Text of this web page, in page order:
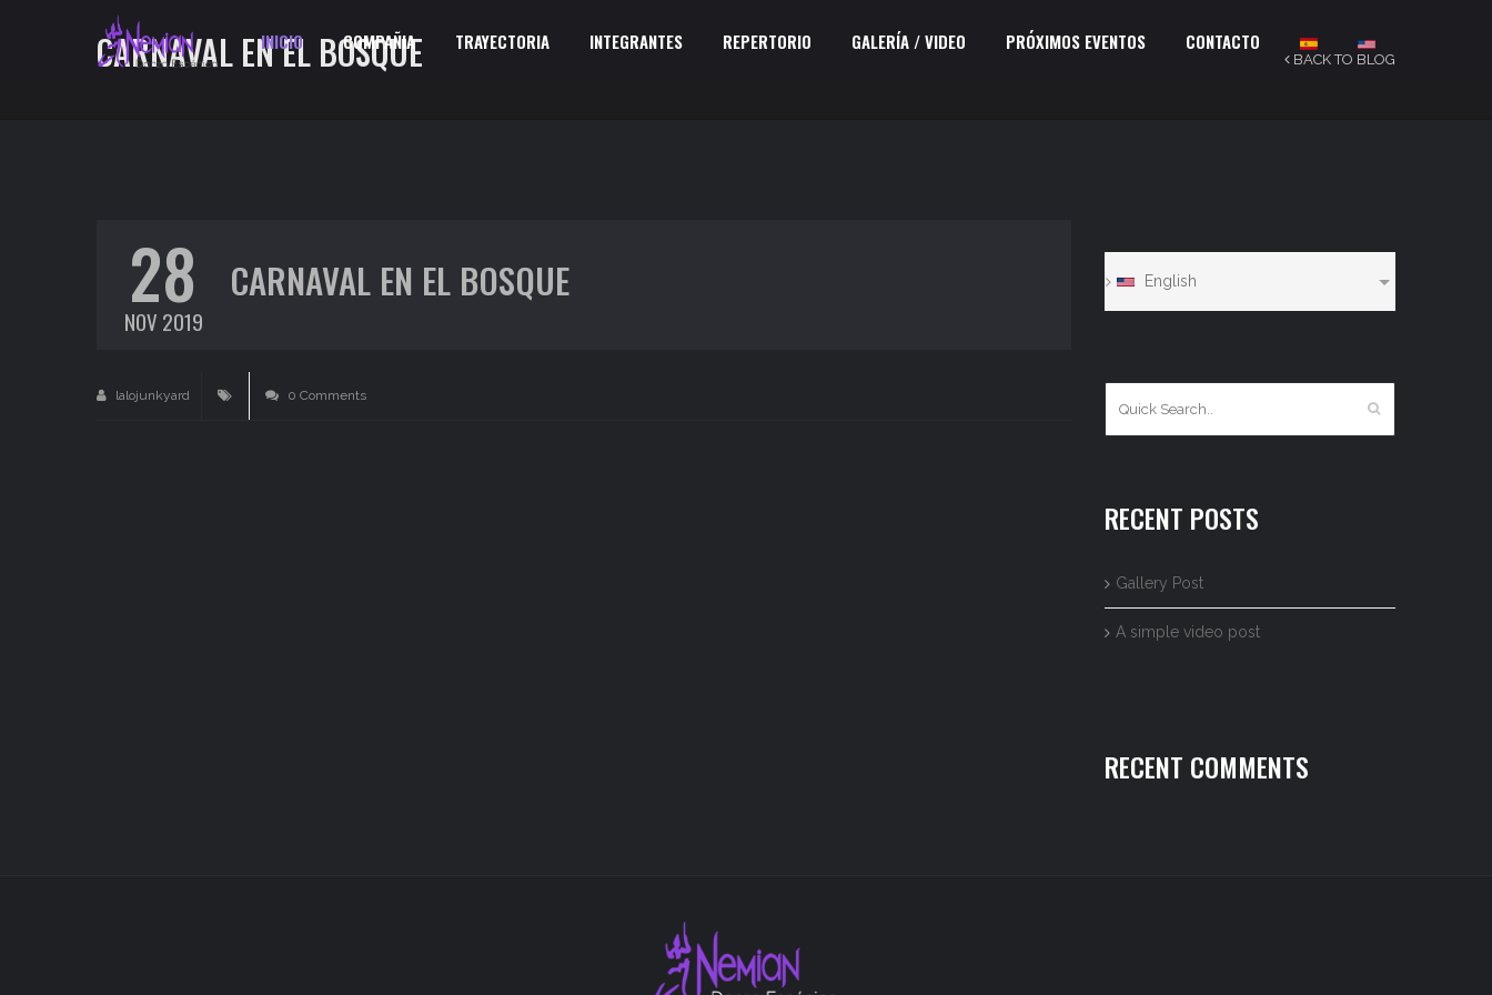
INICIO COMPAÑIA TRAYECTORIA INTEGRANTES REPERTORIO GALERÍA / VIDEO PRÓXIMOS EVENTOS CONTACTO
CARNAVAL EN EL BOSQUE BACK TO BLOG
28
NOV 2019
CARNAVAL EN EL BOSQUE
lalojunkyard 0 Comments
English
RECENT POSTS
Gallery Post
A simple video post
RECENT COMMENTS